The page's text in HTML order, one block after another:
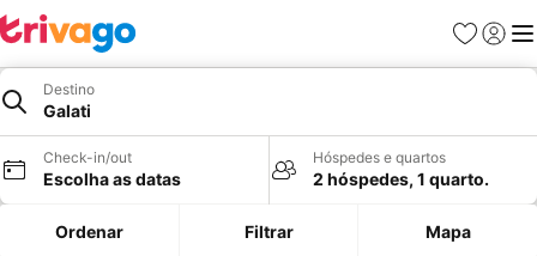
Favoritos
Iniciar
Destino
Galati
Check-in/out
Escolha as datas
Hóspedes e quartos
2 hóspedes, 1 quarto.
Ordenar Filtrar Mapa